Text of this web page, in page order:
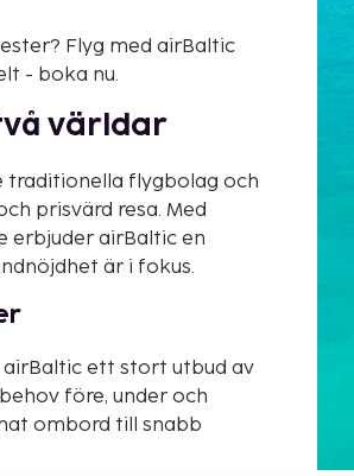
Flyg med airBaltic
- boka nu.
världar
flygbolag och
prisvärd resa. Med
erbjuder airBaltic en
är i fokus.
ett stort utbud av
före, under och
ombord till snabb